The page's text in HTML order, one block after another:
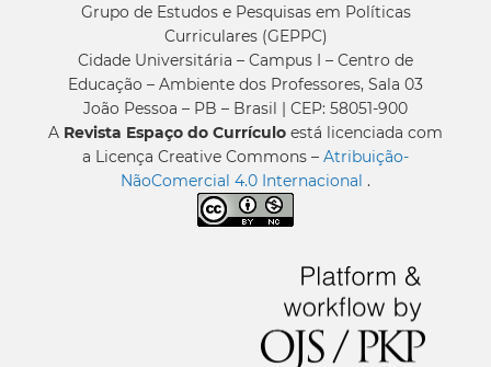
Grupo de Estudos e Pesquisas em Políticas
Curriculares (GEPPC)
Cidade Universitária – Campus I – Centro de
Educação – Ambiente dos Professores, Sala 03
João Pessoa – PB – Brasil | CEP: 58051-900
A Revista Espaço do Currículo está licenciada com
a Licença Creative Commons – Atribuição-
NãoComercial 4.0 Internacional .